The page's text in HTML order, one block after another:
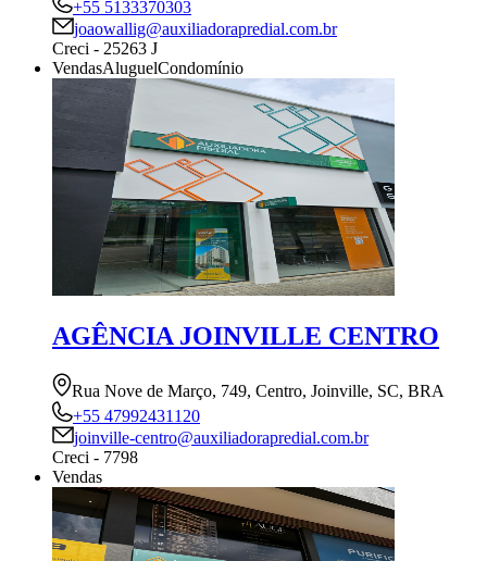
+55 5133370303
joaowallig@auxiliadorapredial.com.br
Creci - 25263 J
VendasAluguelCondomínio
AGÊNCIA JOINVILLE CENTRO
Rua Nove de Março, 749, Centro, Joinville, SC, BRA
+55 47992431120
joinville-centro@auxiliadorapredial.com.br
Creci - 7798
Vendas